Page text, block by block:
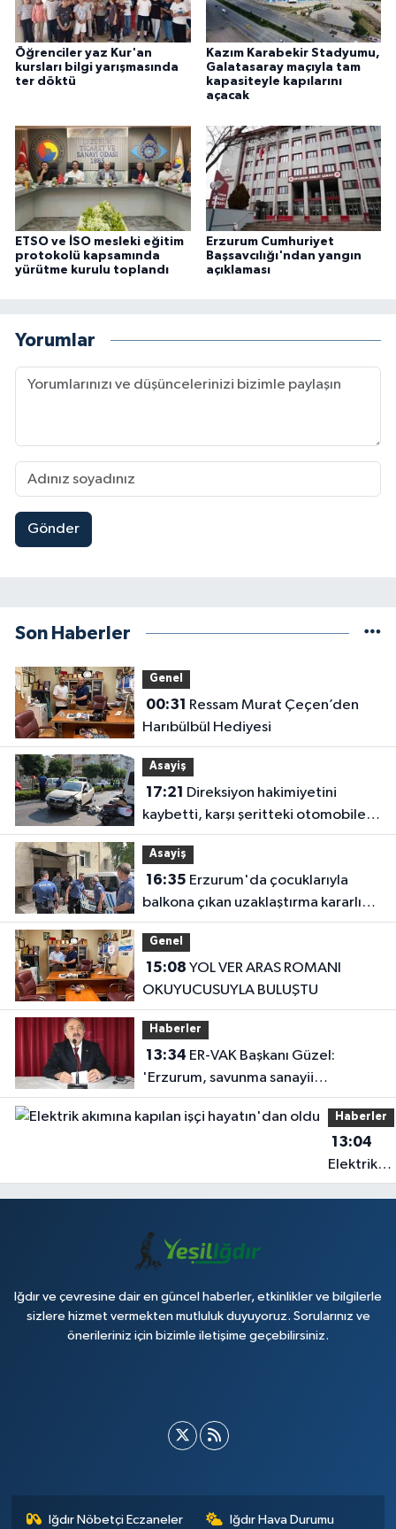
Öğrenciler yaz Kur'an
kursları bilgi yarışmasında
ter döktü
Kazım Karabekir Stadyumu,
Galatasaray maçıyla tam
kapasiteyle kapılarını
açacak
ETSO ve İSO mesleki eğitim
protokolü kapsamında
yürütme kurulu toplandı
Erzurum Cumhuriyet
Başsavcılığı'ndan yangın
açıklaması
Yorumlar
Gönder
Son Haberler
Genel
00:31
Harıbülbül Hediyesi
Asayiş
17:21
kaybetti, karşı şeritteki otomobile
çarptı
Asayiş
16:35
balkona çıkan uzaklaştırma kararlı
koca ikna edildi
Genel
15:08
OKUYUCUSUYLA BULUŞTU
Haberler
13:34
'Erzurum, savunma sanayii
ekosistemine daha güçlü şekilde
dâhil edilmeli'
Haberler
13:04
Elektrik
akımına
Iğdır ve çevresine dair en güncel haberler, etkinlikler ve bilgilerle
sizlere hizmet vermekten mutluluk duyuyoruz. Sorularınız ve
önerileriniz için bizimle iletişime geçebilirsiniz.
Iğdır Nöbetçi Eczaneler Iğdır Hava Durumu